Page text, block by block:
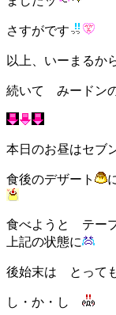
さすがです
以上、いーまるか
続いて みードン
本日のお昼はセブ
食後のデザート
食べようと テー
上記の状態に
後始末は とって
し・か・し